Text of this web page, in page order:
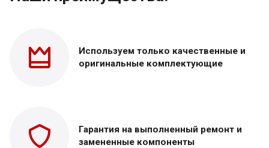
Используем только качественные и
оригинальные комплектующие
Гарантия на выполненный ремонт и
замененные компоненты